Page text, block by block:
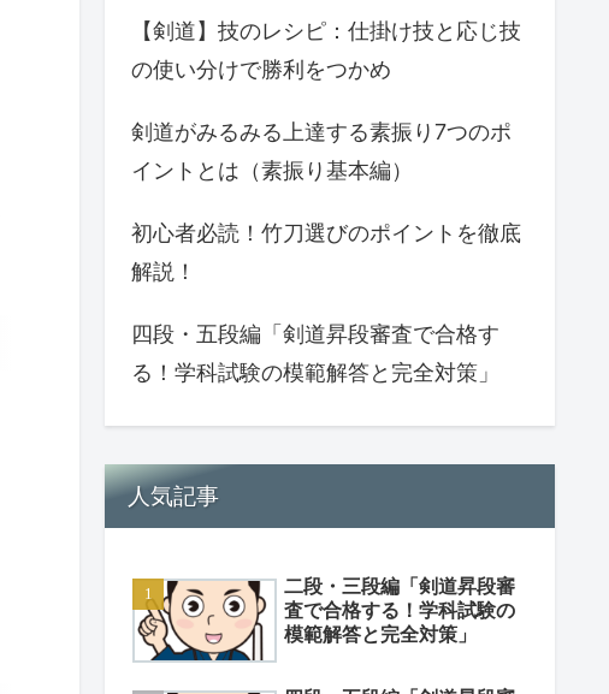
【剣道】技のレシピ：仕掛け技と応じ技
の使い分けで勝利をつかめ
剣道がみるみる上達する素振り7つのポ
イントとは（素振り基本編）
初心者必読！竹刀選びのポイントを徹底
解説！
四段・五段編「剣道昇段審査で合格す
る！学科試験の模範解答と完全対策」
人気記事
二段・三段編「剣道昇段審
査で合格する！学科試験の
模範解答と完全対策」